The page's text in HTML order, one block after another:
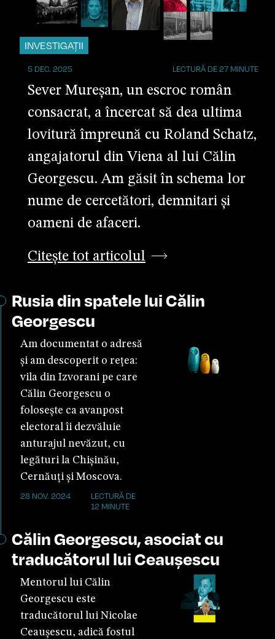
INVESTIGAȚII
5 DEC. 2025 LECTURĂ DE 27 MINUTE
Sever Mureșan, un escroc român
consacrat, a încercat să dea ultima
lovitură împreună cu Roland Schatz,
angajatorul din Viena al lui Călin
Georgescu. Am găsit în schema lor
nume de cercetători, demnitari și
oameni de afaceri.
Citește tot articolul
Rusia din spatele lui Călin
Georgescu
Am documentat o adresă
și am descoperit o rețea:
vila din Izvorani pe care
Călin Georgescu o
folosește ca avanpost
electoral îi dezvăluie
anturajul nevăzut, cu
legături la Chișinău,
Cernăuți și Moscova.
28 NOV. 2024
LECTURĂ DE
12 MINUTE
Călin Georgescu, asociat cu
traducătorul lui Ceaușescu
Mentorul lui Călin
Georgescu este
traducătorul lui Nicolae
Ceaușescu, adică fostul